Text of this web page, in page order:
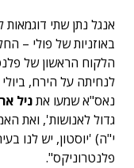
אנגל נתן שתי
באוזניות של פולי –
הלקוח הראשון של
נאס"א שמעו אתניל
י"ה) 'יוסטון, יש לנו
פלנטרוניקס".